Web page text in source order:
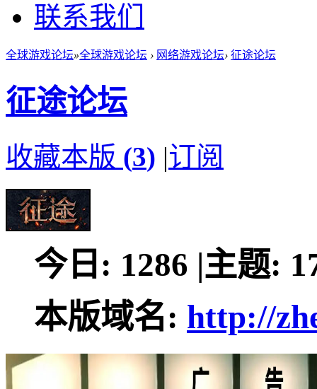
联系我们
全球游戏论坛»全球游戏论坛 › 网络游戏论坛› 征途论坛
征途论坛
收藏本版 (3) |订阅
今日: 1286 |主题:
本版域名: http://